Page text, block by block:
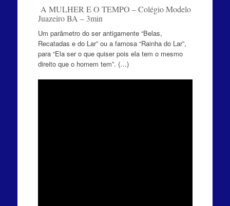
A MULHER E O TEMPO – Colégio Modelo
Juazeiro BA – 3min
Um parâmetro do ser antigamente “Belas,
Recatadas e do Lar” ou a famosa “Rainha do Lar”,
para “Ela ser o que quiser pois ela tem o mesmo
direito que o homem tem”. (…)